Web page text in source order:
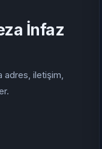
İnfaz
adres, iletişim,